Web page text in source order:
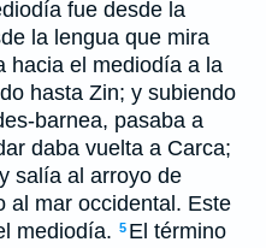
fue desde la
la lengua que mira
hacia el mediodía a la
hasta Zin; y subiendo
barnea, pasaba a
daba vuelta a Carca;
salía al arroyo de
al mar occidental. Este
mediodía. 5 El término